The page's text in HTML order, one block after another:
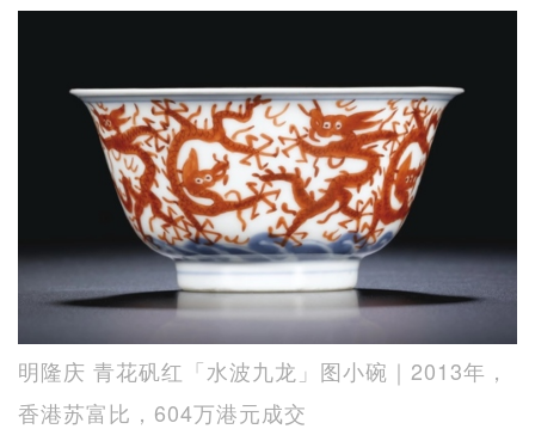
明隆庆 青花矾红「水波九龙」图小碗｜2013年，
香港苏富比，604万港元成交